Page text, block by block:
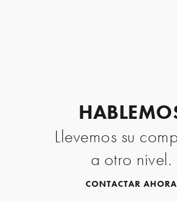
Llevemos su
a otro nivel.
CONTACTAR AHORA